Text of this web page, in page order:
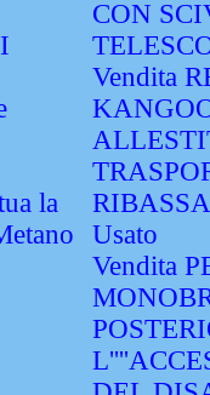
la
CON
Vendita
Usato
Vendita